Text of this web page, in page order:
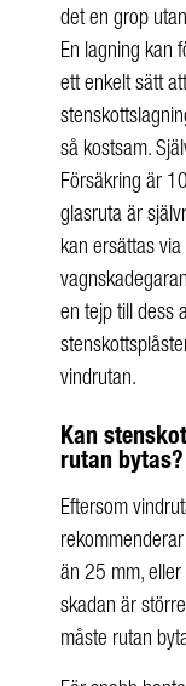
det en grop
En lagning kan
ett enkelt sätt
så kostsam.
Försäkring är
glasruta är
kan ersättas
en tejp till dess
vindrutan.
Kan
rutan bytas?
Eftersom
än 25 mm, eller
skadan är
måste rutan